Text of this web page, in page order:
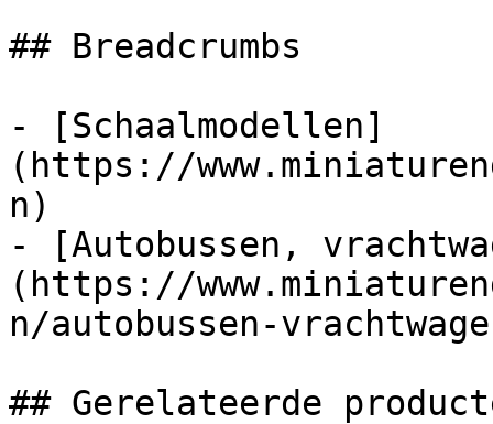
## Breadcrumbs
- [Schaalmodellen]
(https://
n)
- [Autobussen,
(https://
n/autobussen-
## Gerelateerde